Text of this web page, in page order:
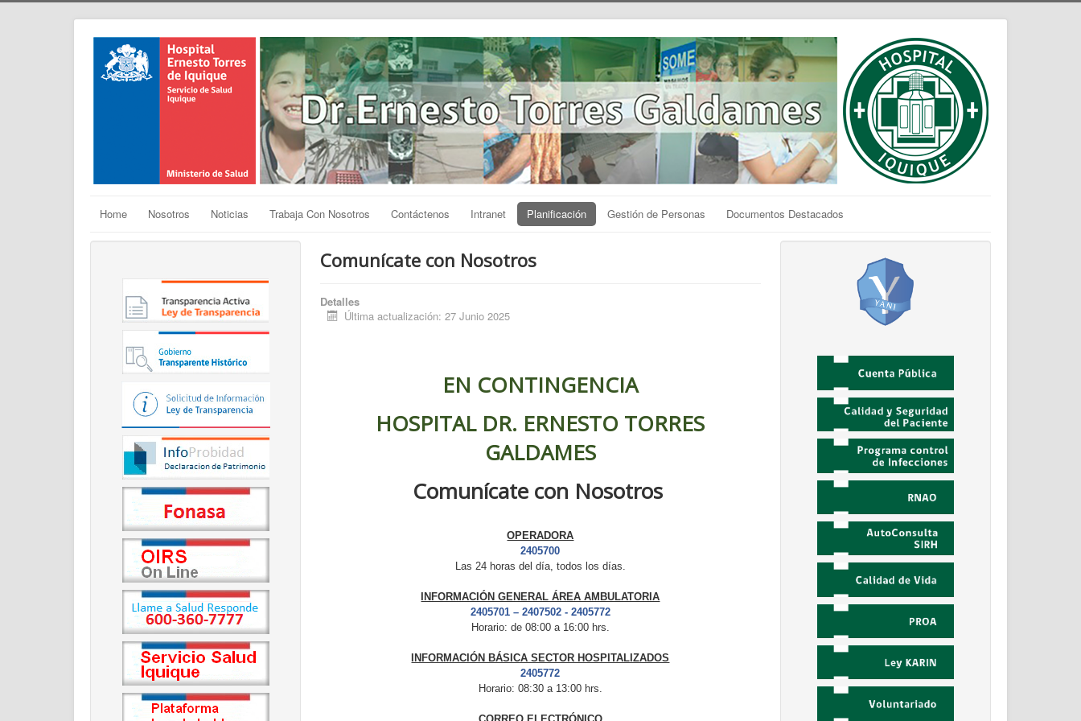
Home Nosotros Noticias Trabaja Con Nosotros Contáctenos Intranet Planificación Gestión de Personas Documentos Destacados
Comunícate con Nosotros
Detalles
Última actualización: 27 Junio 2025
EN CONTINGENCIA
HOSPITAL DR. ERNESTO TORRES
GALDAMES
Comunícatecon Nosotros
OPERADORA
2405700
Las 24 horas del día, todos los días.
INFORMACIÓN GENERAL ÁREA AMBULATORIA
2405701 – 2407502 - 2405772
Horario: de 08:00 a 16:00 hrs.
INFORMACIÓN BÁSICA SECTOR HOSPITALIZADOS
2405772
Horario: 08:30 a 13:00 hrs.